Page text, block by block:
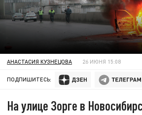
АНАСТАСИЯ КУЗНЕЦОВА 26 ИЮНЯ 15:08
ПОДПИШИТЕСЬ:
На улице Зорге в